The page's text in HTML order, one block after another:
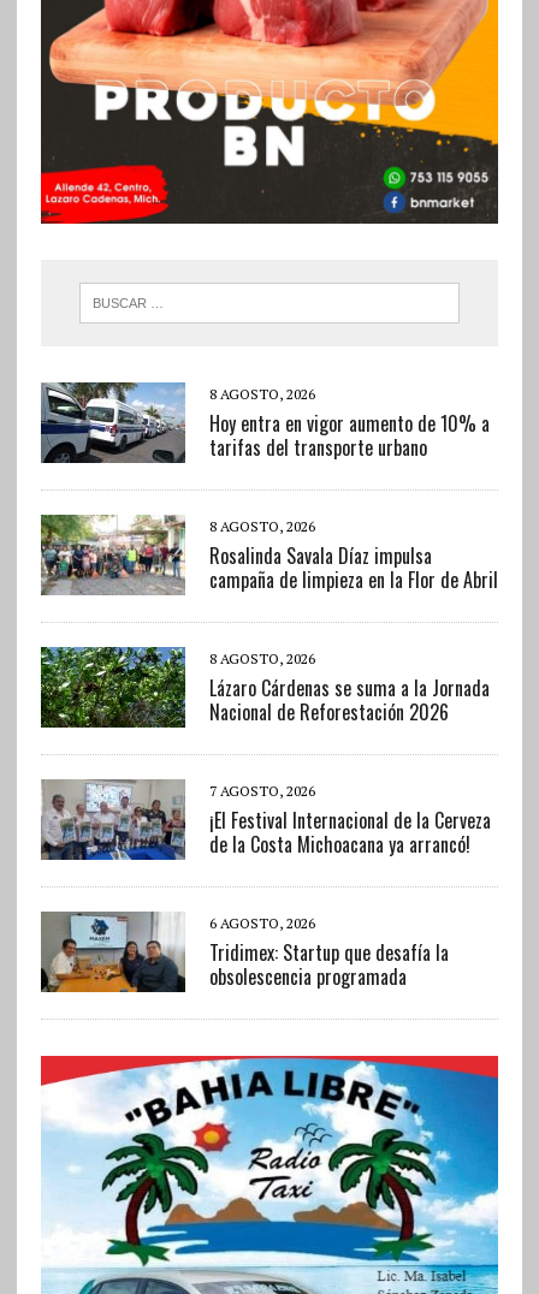
8 AGOSTO, 2026
Hoy entra en vigor aumento de 10% a
tarifas del transporte urbano
8 AGOSTO, 2026
Rosalinda Savala Díaz impulsa
campaña de limpieza en la Flor de Abril
8 AGOSTO, 2026
Lázaro Cárdenas se suma a la Jornada
Nacional de Reforestación 2026
7 AGOSTO, 2026
¡El Festival Internacional de la Cerveza
de la Costa Michoacana ya arrancó!
6 AGOSTO, 2026
Tridimex: Startup que desafía la
obsolescencia programada